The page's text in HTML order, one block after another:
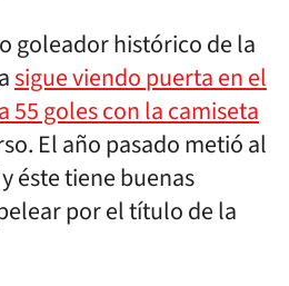
goleador histórico de la
sigue viendo puerta en el
55 goles con la camiseta
El año pasado metió al
éste tiene buenas
por el título de la